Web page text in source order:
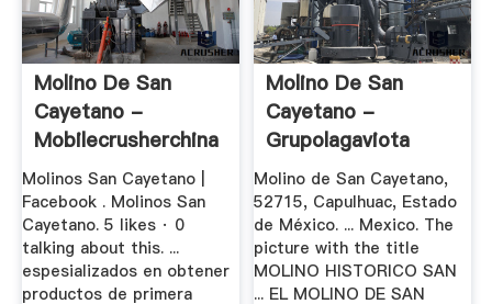
Molino De San
Cayetano -
Mobilecrusherchina
Molinos San Cayetano |
Facebook . Molinos San
Cayetano. 5 likes · 0
talking about this. ...
espesializados en obtener
productos de primera
Molino De San
Cayetano -
Grupolagaviota
Molino de San Cayetano,
52715, Capulhuac, Estado
de México. ... Mexico. The
picture with the title
MOLINO HISTORICO SAN
... EL MOLINO DE SAN